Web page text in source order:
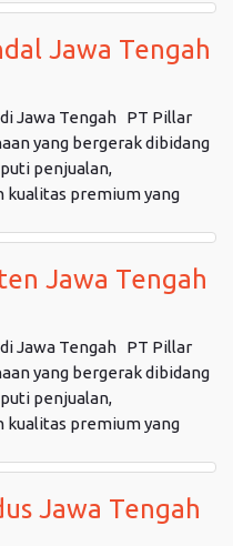
Jawa Tengah
Jawa Tengah PT Pillar
yang bergerak dibidang
penjualan,
kualitas premium yang
Jawa Tengah
Jawa Tengah PT Pillar
yang bergerak dibidang
penjualan,
kualitas premium yang
Jawa Tengah